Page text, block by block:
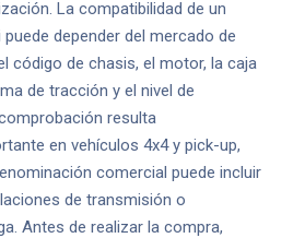
La compatibilidad de un
depender del mercado de
código de chasis, el motor, la caja
de tracción y el nivel de
resulta
en vehículos 4x4 y pick-up,
comercial puede incluir
de transmisión o
Antes de realizar la compra,